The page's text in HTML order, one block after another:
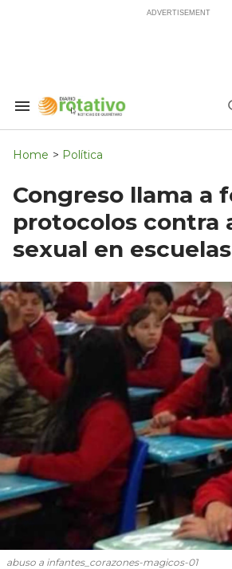
Search
Navigation
Home > Política
Congreso llama a
protocolos contra
sexual en escuelas
abuso a infantes_corazones-magicos-01